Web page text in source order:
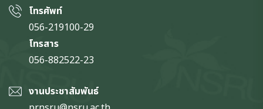
โทรศัพท์
056-219100-29
โทรสาร
056-882522-23
งานประชาสัมพันธ์